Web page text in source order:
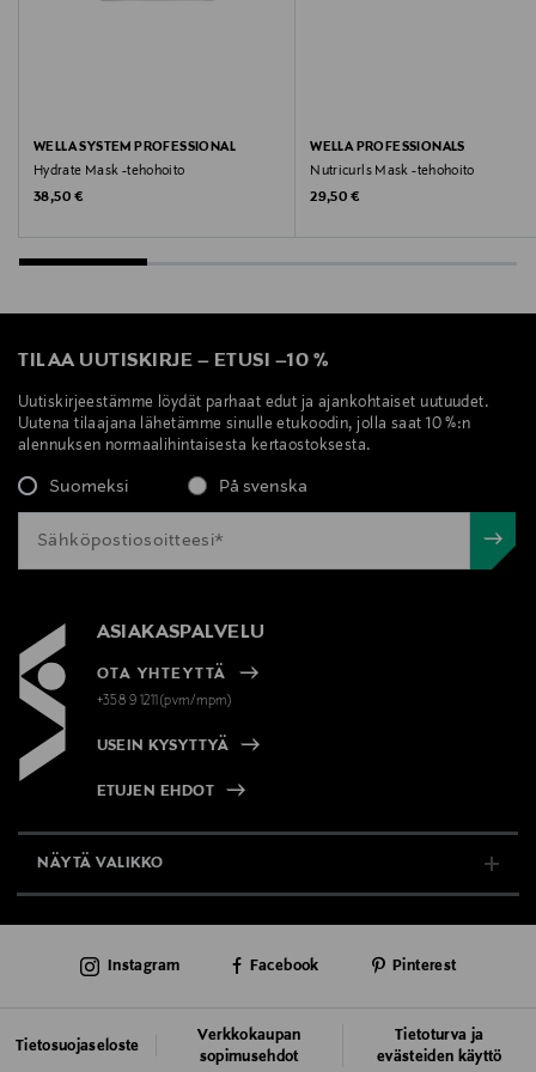
WELLA SYSTEM PROFESSIONAL
Hydrate Mask -tehohoito
Original Price
38,50 €
WELLA PROFESSIONALS
Nutricurls Mask -tehohoito
Original Price
29,50 €
TILAA UUTISKIRJE – ETUSI –10 %
Uutiskirjeestämme löydät parhaat edut ja ajankohtaiset uutuudet.
Uutena tilaajana lähetämme sinulle etukoodin, jolla saat 10 %:n
alennuksen normaalihintaisesta kertaostoksesta.
Suomeksi På svenska
ASIAKASPALVELU
OTA YHTEYTTÄ
+358 9 1211(pvm/mpm)
USEIN KYSYTTYÄ
ETUJEN EHDOT
NÄYTÄ VALIKKO
AJANKOHTAISTA
Tietosuojaseloste
Verkkokaupan
sopimusehdot
Tietoturva ja
evästeiden käyttö
Instagram Facebook Pinterest